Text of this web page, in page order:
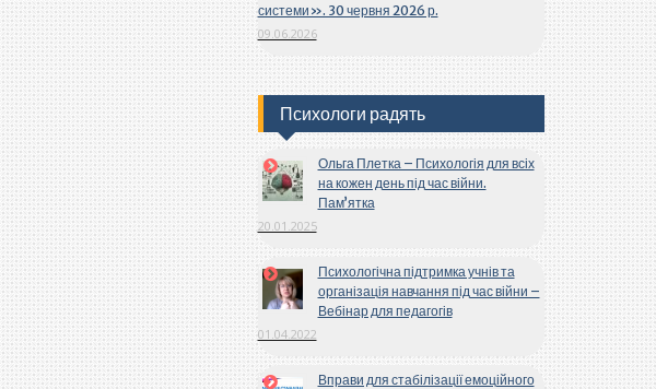
системи». 30 червня 2026 р.
09.06.2026
Психологи радять
Ольга Плетка – Психологія для всіх
на кожен день під час війни.
Пам’ятка
20.01.2025
Психологічна підтримка учнів та
організація навчання під час війни –
Вебінар для педагогів
01.04.2022
Вправи для стабілізації емоційного